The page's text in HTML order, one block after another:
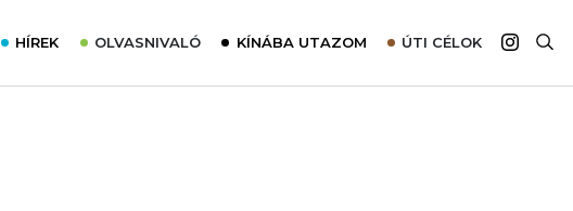
HÍREK OLVASNIVALÓ KÍNÁBA UTAZOM ÚTI CÉLOK